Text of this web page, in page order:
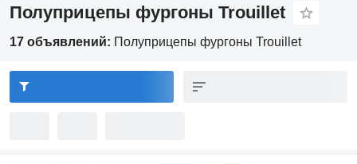
Полуприцепы фургоны Trouillet
17 объявлений: Полуприцепы фургоны Trouillet